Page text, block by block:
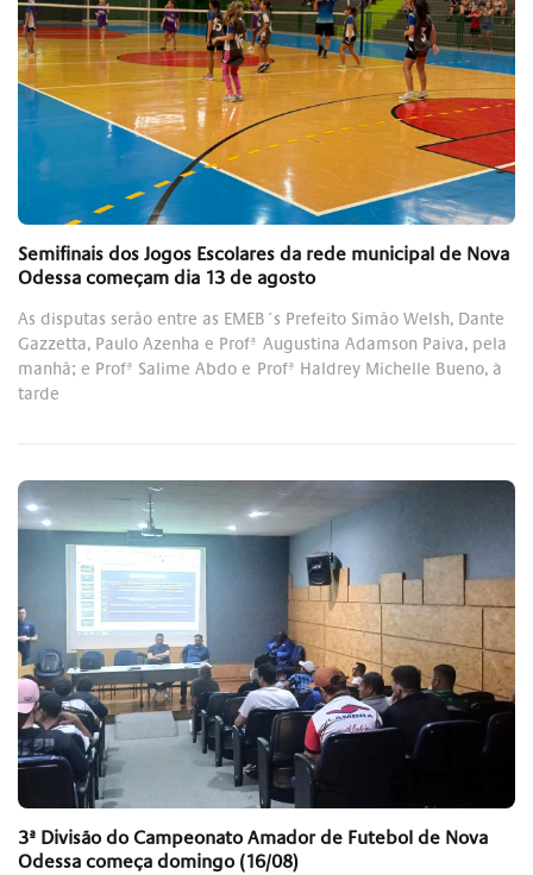
Semifinais dos Jogos Escolares da rede municipal de Nova
Odessa começam dia 13 de agosto
As disputas serão entre as EMEB´s Prefeito Simão Welsh, Dante
Gazzetta, Paulo Azenha e Profª Augustina Adamson Paiva, pela
manhã; e Profª Salime Abdo e Profª Haldrey Michelle Bueno, à
tarde
3ª Divisão do Campeonato Amador de Futebol de Nova
Odessa começa domingo (16/08)